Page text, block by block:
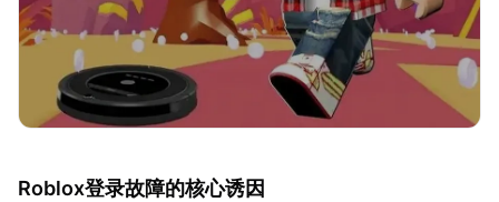
Roblox登录故障的核心诱因